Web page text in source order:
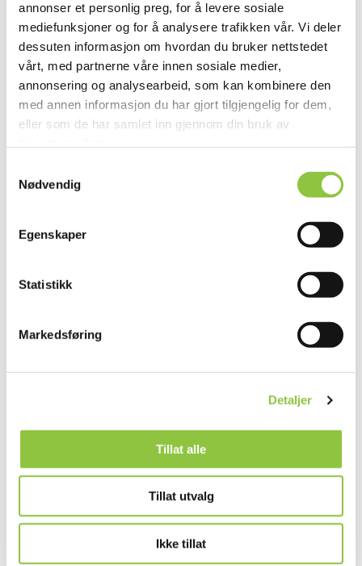
annonser et personlig preg, for å levere sosiale
mediefunksjoner og for å analysere trafikken vår. Vi deler
dessuten informasjon om hvordan du bruker nettstedet
vårt, med partnerne våre innen sosiale medier,
annonsering og analysearbeid, som kan kombinere den
med annen informasjon du har gjort tilgjengelig for dem,
eller som de har samlet inn gjennom din bruk av
Nødvendig
Egenskaper
Statistikk
Markedsføring
Detaljer
Tillat alle
Tillat utvalg
Ikke tillat
ØVRE-EIDE GÅRD ARILD NYDEGGER
ØVRE-EIDE